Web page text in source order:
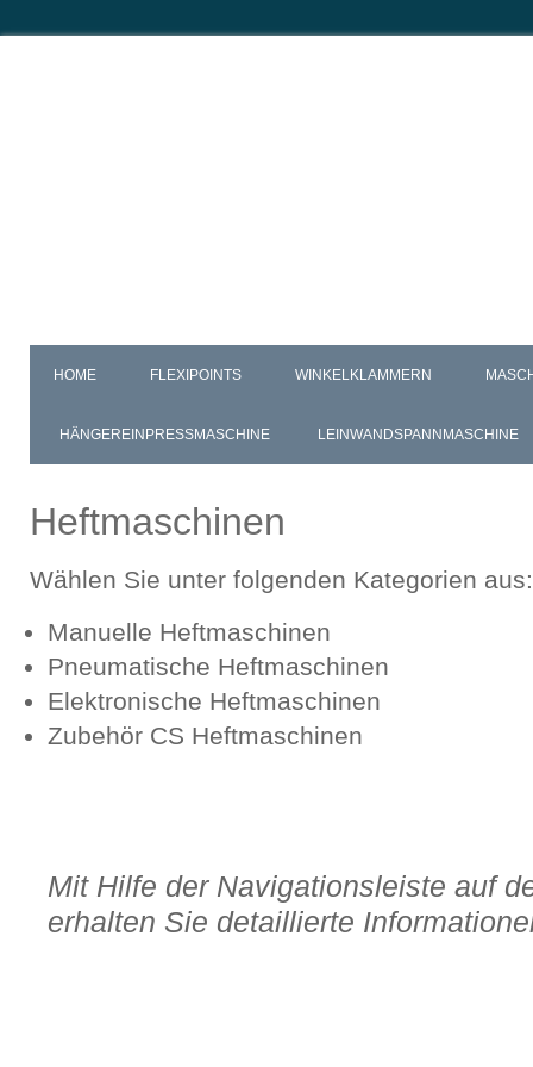
HOME FLEXIPOINTS WINKELKLAMMERN
HÄNGEREINPRESSMASCHINE LEINWANDSPANNMASCHINE
Heftmaschinen
Wählen Sie unter folgenden Kategorien aus:
Manuelle Heftmaschinen
Pneumatische Heftmaschinen
Elektronische Heftmaschinen
Zubehör CS Heftmaschinen
Mit Hilfe der Navigationsleiste auf
erhalten Sie detaillierte